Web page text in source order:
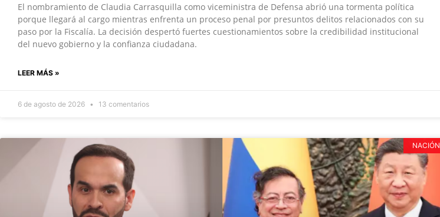
El nombramiento de Claudia Carrasquilla como viceministra de Defensa abrió una tormenta política
porque llegará al cargo mientras enfrenta un proceso penal por presuntos delitos relacionados con su
paso por la Fiscalía. La decisión despertó fuertes cuestionamientos sobre la credibilidad institucional
del nuevo gobierno y la confianza ciudadana.
LEER MÁS »
6 de agosto de 2026 13 comentarios
NACIÓN